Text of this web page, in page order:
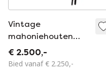
Vintage
mahoniehouten
kapstok van Paolo
Buffa, Italië 1950
€ 2.500,-
Bied vanaf € 2.250,-